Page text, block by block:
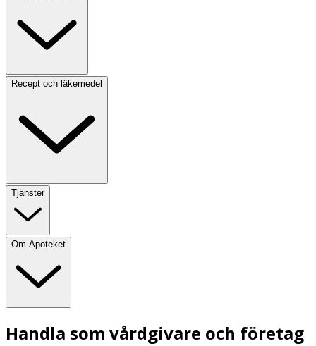
Recept och läkemedel
Tjänster
Om Apoteket
Handla som vårdgivare och företag